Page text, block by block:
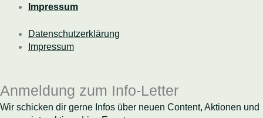
Impressum
Datenschutzerklärung
Impressum
Anmeldung zum Info-Letter
Wir schicken dir gerne Infos über neuen Content, Aktionen und